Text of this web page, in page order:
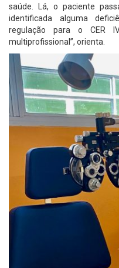
saúde. Lá, o paciente
identificada alguma
regulação para o CER
multiprofissional”, orienta.